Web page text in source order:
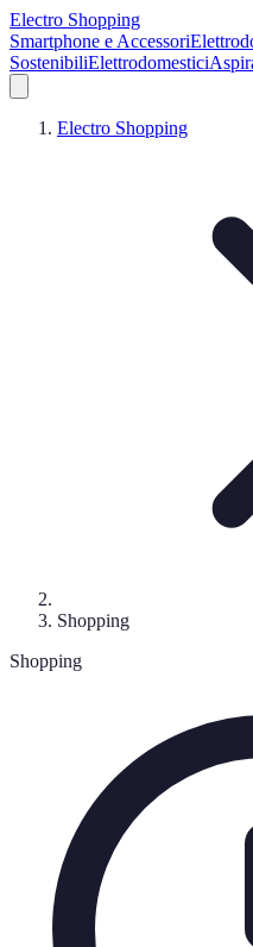
Electro Shopping
Smartphone e Accessori
SostenibiliElettrodomestici
Electro Shopping
Shopping
Shopping